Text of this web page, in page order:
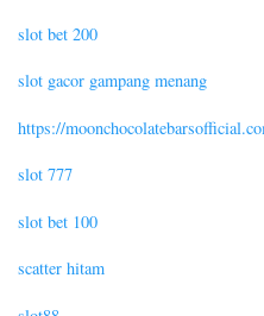
slot bet 200
slot gacor gampang menang
https://
slot 777
slot bet 100
scatter hitam